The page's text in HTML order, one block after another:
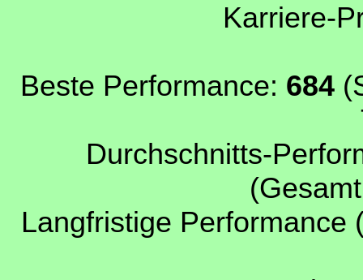
Karriere-
Beste Performance: 684
Durchschnitts-
Langfristige Performance